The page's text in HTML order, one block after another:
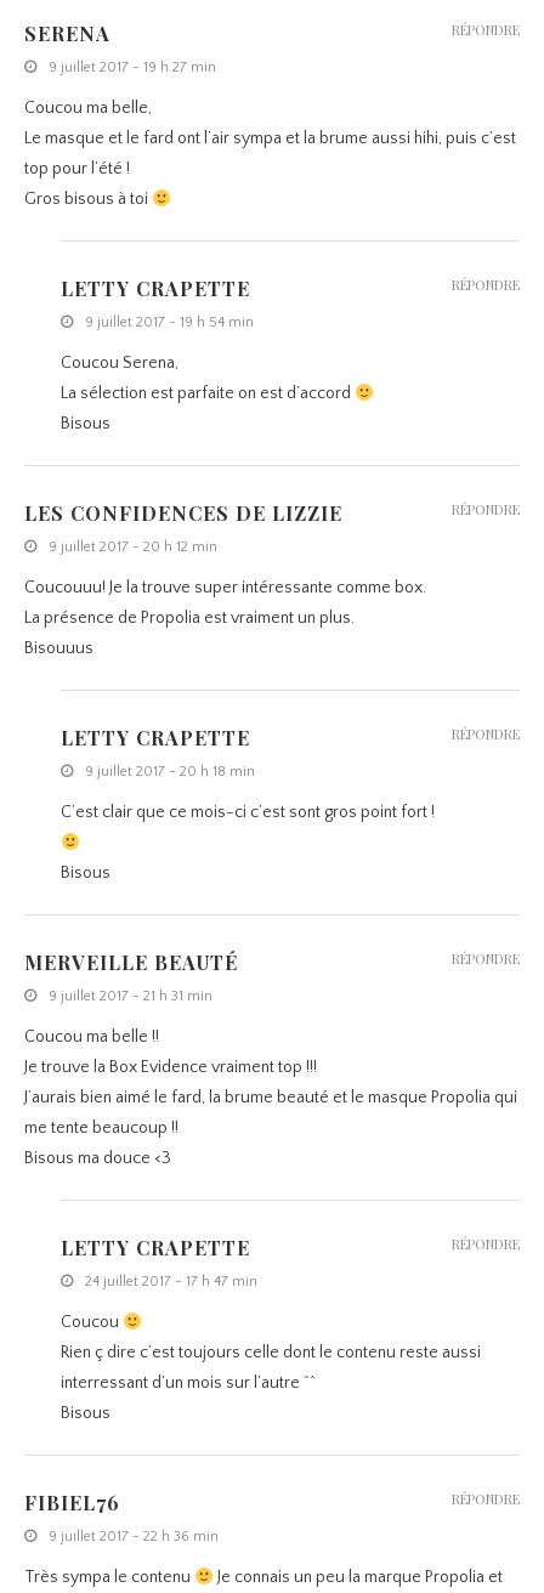
SERENA
9 juillet 2017 - 19 h 27 min
Coucou ma belle,
Le masque et le fard ont l’air sympa et la brume aussi hihi, puis c’est
top pour l’été !
Gros bisous à toi
RÉPONDRE
LETTY CRAPETTE
9 juillet 2017 - 19 h 54 min
Coucou Serena,
La sélection est parfaite on est d’accord
Bisous
RÉPONDRE
LES CONFIDENCES DE LIZZIE
9 juillet 2017 - 20 h 12 min
Coucouuu! Je la trouve super intéressante comme box.
La présence de Propolia est vraiment un plus.
Bisouuus
RÉPONDRE
LETTY CRAPETTE
9 juillet 2017 - 20 h 18 min
C’est clair que ce mois-ci c’est sont gros point fort !
Bisous
RÉPONDRE
MERVEILLE BEAUTÉ
9 juillet 2017 - 21 h 31 min
Coucou ma belle !!
Je trouve la Box Evidence vraiment top !!!
J’aurais bien aimé le fard, la brume beauté et le masque Propolia qui
me tente beaucoup !!
Bisous ma douce <3
RÉPONDRE
LETTY CRAPETTE
24 juillet 2017 - 17 h 47 min
Coucou
Rien ç dire c’est toujours celle dont le contenu reste aussi
interressant d’un mois sur l’autre ^^
Bisous
RÉPONDRE
FIBIEL76
9 juillet 2017 - 22 h 36 min
Très sympa le contenu Je connais un peu la marque Propolia et
RÉPONDRE